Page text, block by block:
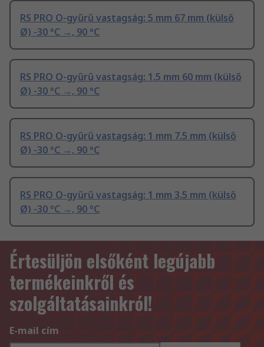
RS PRO O-gyűrű vastagság: 5 mm 67 mm (külső
Ø) -30 °C →, 90 °C
RS PRO O-gyűrű vastagság: 1.5 mm 60 mm (külső
Ø) -30 °C →, 90 °C
RS PRO O-gyűrű vastagság: 1 mm 7.5 mm (külső
Ø) -30 °C →, 90 °C
RS PRO O-gyűrű vastagság: 1 mm 3.5 mm (külső
Ø) -30 °C →, 90 °C
Értesüljön elsőként legújabb
termékeinkről és
szolgáltatásainkról!
E-mail cím